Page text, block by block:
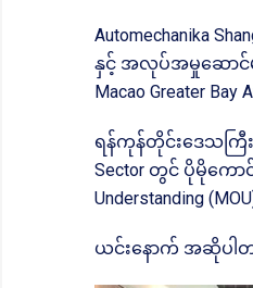
Automechanika
နှင့် အလုပ်အမှုဆောင်မျာ
Macao Greater
ရန်ကုန်တိုင်းဒေသကြီး
Sector တွင် ပိုမိုကော
Understanding
ယင်းနောက် အဆိုပါ